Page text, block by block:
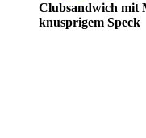
Clubsandwich mit
knusprigem Speck